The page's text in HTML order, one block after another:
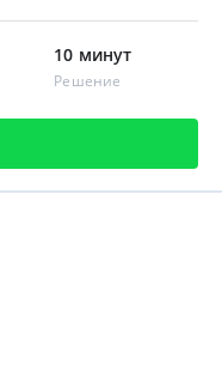
10 минут
Решение